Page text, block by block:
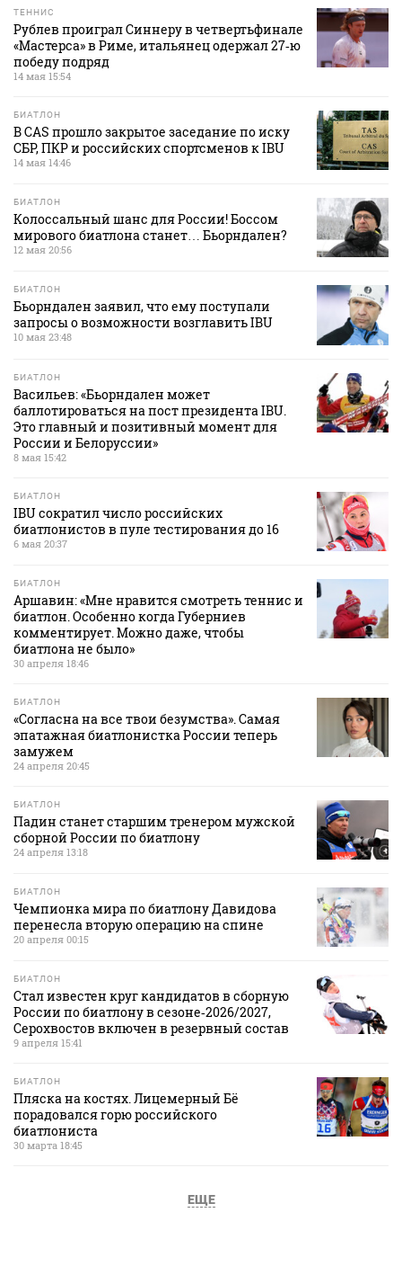
ТЕННИС
Рублев проиграл Синнеру в четвертьфинале
«Мастерса» в Риме, итальянец одержал 27‑ю
победу подряд
14 мая 15:54
БИАТЛОН
В CAS прошло закрытое заседание по иску
СБР, ПКР и российских спортсменов к IBU
14 мая 14:46
БИАТЛОН
Колоссальный шанс для России! Боссом
мирового биатлона станет… Бьорндален?
12 мая 20:56
БИАТЛОН
Бьорндален заявил, что ему поступали
запросы о возможности возглавить IBU
10 мая 23:48
БИАТЛОН
Васильев: «Бьорндален может
баллотироваться на пост президента IBU.
Это главный и позитивный момент для
России и Белоруссии»
8 мая 15:42
БИАТЛОН
IBU сократил число российских
биатлонистов в пуле тестирования до 16
6 мая 20:37
БИАТЛОН
Аршавин: «Мне нравится смотреть теннис и
биатлон. Особенно когда Губерниев
комментирует. Можно даже, чтобы
биатлона не было»
30 апреля 18:46
БИАТЛОН
«Согласна на все твои безумства». Самая
эпатажная биатлонистка России теперь
замужем
24 апреля 20:45
БИАТЛОН
Падин станет старшим тренером мужской
сборной России по биатлону
24 апреля 13:18
БИАТЛОН
Чемпионка мира по биатлону Давидова
перенесла вторую операцию на спине
20 апреля 00:15
БИАТЛОН
Стал известен круг кандидатов в сборную
России по биатлону в сезоне‑2026/2027,
Серохвостов включен в резервный состав
9 апреля 15:41
БИАТЛОН
Пляска на костях. Лицемерный Бё
порадовался горю российского
биатлониста
30 марта 18:45
ЕЩЕ